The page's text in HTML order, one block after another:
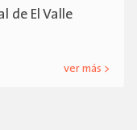
de El Valle
ver más >